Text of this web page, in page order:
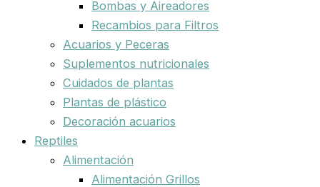
Bombas y Aireadores
Recambios para Filtros
Acuarios y Peceras
Suplementos nutricionales
Cuidados de plantas
Plantas de plástico
Decoración acuarios
Reptiles
Alimentación
Alimentación Grillos